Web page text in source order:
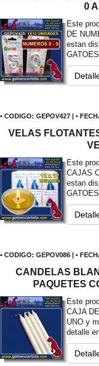
0
Este
DE
estan
• CODIGO: GEPOV427 | •
VELAS
Este
CAJAS
estan
• CODIGO: GEPOV086 | •
CANDELAS
PAQUETES
Este
CAJA
UNO y
detalle